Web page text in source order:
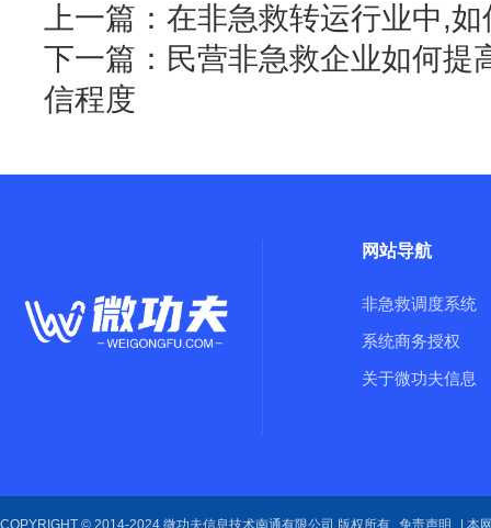
上一篇： 在非急救转运行业中,
下一篇： 民营非急救企业如何提
信程度
网站导航
非急救调度系统
系统商务授权
关于微功夫信息